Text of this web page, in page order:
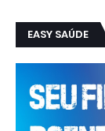
EASY SAÚDE